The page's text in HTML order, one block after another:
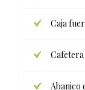
Caja
Cafetera
Abanico